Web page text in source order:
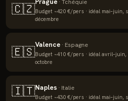
🇨🇿 · Tchéquie
Budget ~420 €/pers · idéal mai–juin,
décembre
🇪🇸Valence · Espagne
Budget ~410 €/pers · idéal avril–juin,
octobre
🇮🇹Naples · Italie
Budget ~430 €/pers · idéal mai–juin,